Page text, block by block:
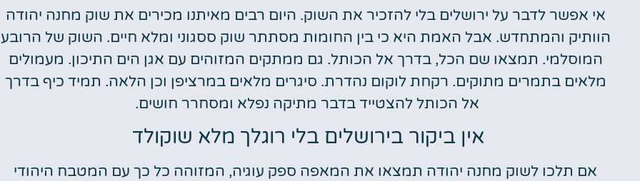
אי אפשר לדבר על ירושלים בלי להזכיר את השוק. היום רבים מאיתנו מכירים את שוק מחנה יהודה
הוותיק והמתחדש. אבל האמת היא כי בין החומות מסתתר שוק ססגוני ומלא חיים. השוק של הרובע
המוסלמי. תמצאו שם הכל, בדרך אל הכותל. גם ממתקים המזוהים עם אגן הים התיכון. מעמולים
מלאים בתמרים מתוקים. רקחת לוקום נהדרת. סיגרים מלאים במרציפן וכן הלאה. תמיד כיף בדרך
אל הכותל להצטייד בדבר מתיקה נפלא ומסחרר חושים.
אין ביקור בירושלים בלי רוגלך מלא שוקולד
אם תלכו לשוק מחנה יהודה תמצאו את המאפה ספק עוגיה, המזוהה כל כך עם המטבח היהודי